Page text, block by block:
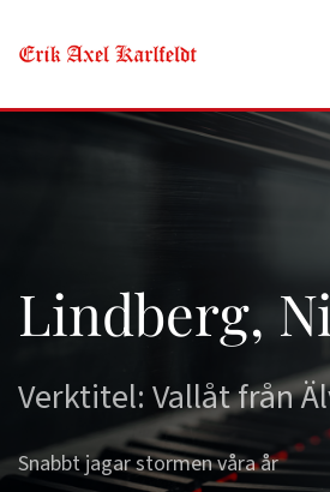
Skip to main content
Lindberg,
Verktitel: Vallåt från
Snabbt jagar stormen våra år